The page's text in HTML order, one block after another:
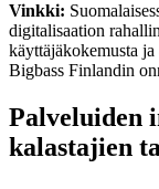
Vinkki:
digitalisaation
käyttäjäkokemusta
Bigbass Finlandin
Palveluiden
kalastajien